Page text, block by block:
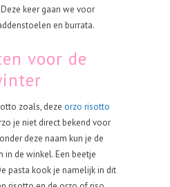
keer gaan we voor
en burrata.
voor de
zoals, deze orzo risotto
je niet direct bekend voor
onder deze naam kun je de
in de winkel. Een beetje
pasta kook je namelijk in dit